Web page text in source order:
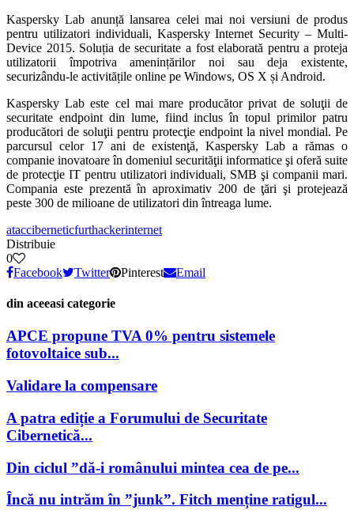
Kaspersky Lab anunță lansarea celei mai noi versiuni de produs
pentru utilizatori individuali, Kaspersky Internet Security – Multi-
Device 2015. Soluția de securitate a fost elaborată pentru a proteja
utilizatorii împotriva amenințărilor noi sau deja existente,
securizându-le activitățile online pe Windows, OS X și Android.
Kaspersky Lab este cel mai mare producător privat de soluţii de
securitate endpoint din lume, fiind inclus în topul primilor patru
producători de soluţii pentru protecţie endpoint la nivel mondial. Pe
parcursul celor 17 ani de existenţă, Kaspersky Lab a rămas o
companie inovatoare în domeniul securităţii informatice şi oferă suite
de protecţie IT pentru utilizatori individuali, SMB şi companii mari.
Compania este prezentă în aproximativ 200 de ţări şi protejează
peste 300 de milioane de utilizatori din întreaga lume.
atacciberneticfurthackerinternet
Distribuie
0
Facebook
Twitter Pinterest Email
din aceeasi categorie
APCE propune TVA 0% pentru sistemele
fotovoltaice sub...
Validare la compensare
A patra ediție a Forumului de Securitate
Cibernetică...
Din ciclul ”dă-i românului mintea cea de pe...
Încă nu intrăm în ”junk”. Fitch menține ratigul...